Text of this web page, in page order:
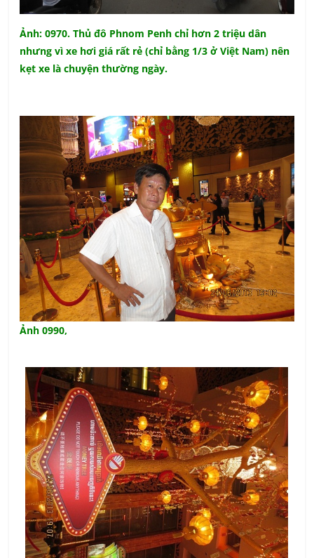
Ảnh: 0970. Thủ đô Phnom Penh chỉ hơn 2 triệu dân
nhưng vì xe hơi giá rất rẻ (chỉ bằng 1/3 ở Việt Nam) nên
kẹt xe là chuyện thường ngày.
Ảnh 0990,